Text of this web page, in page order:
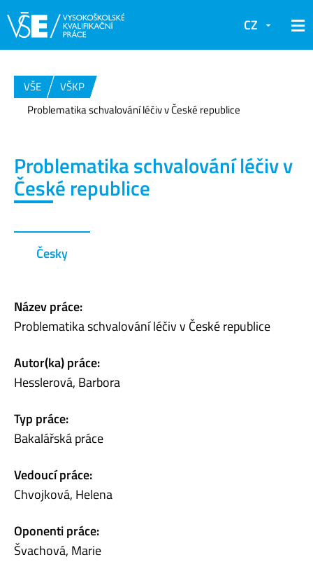
CZ
VŠE
VŠKP
Problematika schvalování léčiv v České republice
Problematika schvalování léčiv v
České republice
Česky
Název práce:
Problematika schvalování léčiv v České republice
Autor(ka) práce:
Hesslerová, Barbora
Typ práce:
Bakalářská práce
Vedoucí práce:
Chvojková, Helena
Oponenti práce:
Švachová, Marie